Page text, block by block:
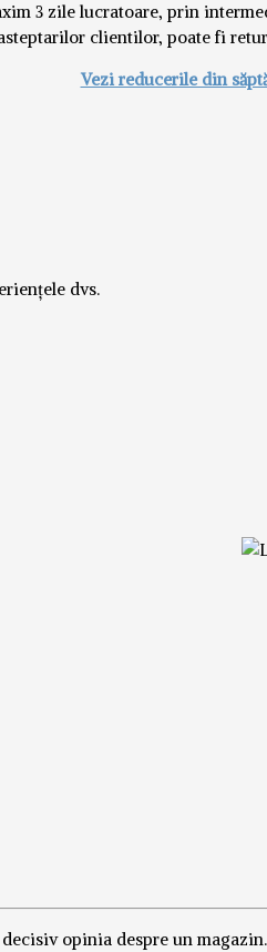
3 zile lucratoare, prin
clientilor, poate fi
Vezi reducerile din
dvs.
opinia despre un